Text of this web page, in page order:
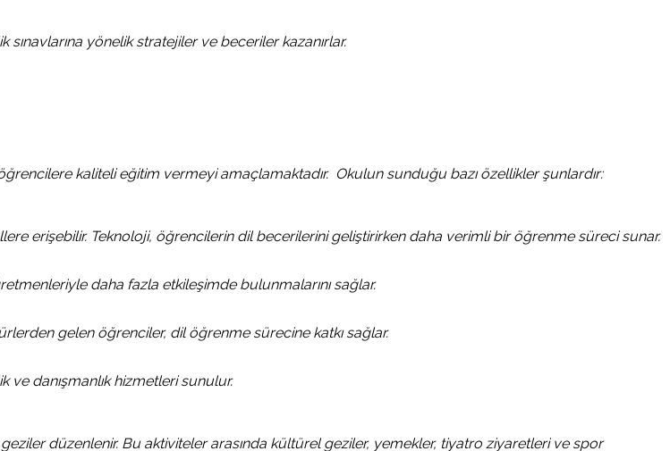
sınavlarına yönelik stratejiler ve beceriler kazanırlar.
kaliteli eğitim vermeyi amaçlamaktadır. Okulun sunduğu bazı özellikler şunlardır:
erişebilir. Teknoloji, öğrencilerin dil becerilerini geliştirirken daha verimli bir öğrenme süreci sunar.
daha fazla etkileşimde bulunmalarını sağlar.
gelen öğrenciler, dil öğrenme sürecine katkı sağlar.
danışmanlık hizmetleri sunulur.
düzenlenir. Bu aktiviteler arasında kültürel geziler, yemekler, tiyatro ziyaretleri ve spor